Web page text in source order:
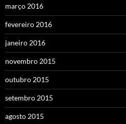
março 2016
fevereiro 2016
janeiro 2016
novembro 2015
outubro 2015
setembro 2015
agosto 2015